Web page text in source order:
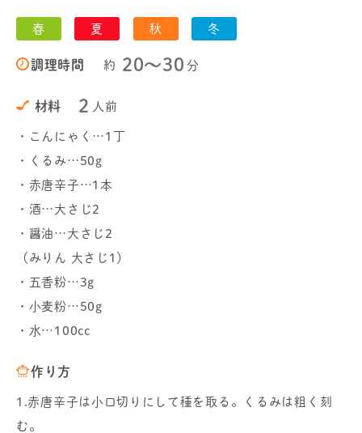
春 夏 秋 冬
調理時間 約 20〜30 分
材料 2 人前
・こんにゃく…1丁
・くるみ…50g
・赤唐辛子…1本
・酒…大さじ2
・醤油…大さじ2
（みりん 大さじ1）
・五香粉…3g
・小麦粉…50g
・水…100cc
作り方
1.赤唐辛子は小口切りにして種を取る。くるみは粗く刻
む。